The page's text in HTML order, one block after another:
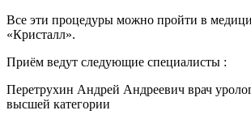
Все эти процедуры можно пройти в
«Кристалл».
Приём ведут следующие специалисты :
Перетрухин Андрей Андреевич врач
высшей категории